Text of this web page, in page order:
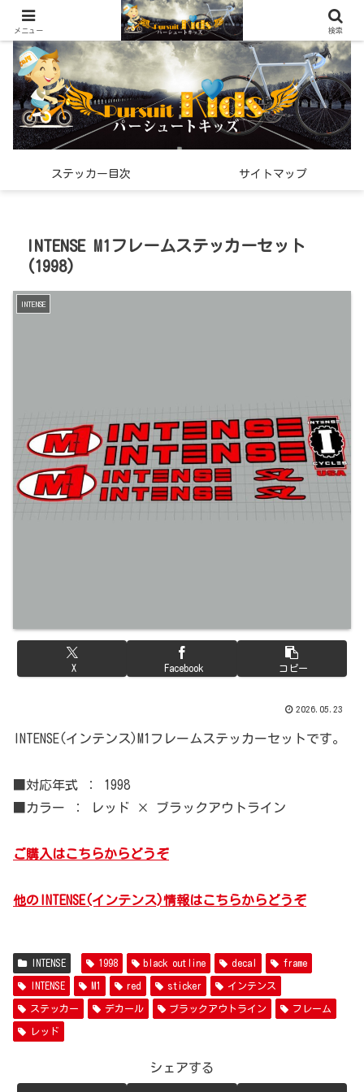
世界中で見つけた「希少なスポーツ雑貨」の紹介メディア
ステッカー目次 サイトマップ
INTENSE M1フレームステッカーセット
(1998)
INTENSE
X Facebook コピー
2026.05.23
INTENSE(インテンス)M1フレームステッカーセットです。
■対応年式 ： 1998
■カラー ： レッド × ブラックアウトライン
ご購入はこちらからどうぞ
他のINTENSE(インテンス)情報はこちらからどうぞ
INTENSE 1998 black outline decal frame
INTENSE M1 red sticker インテンス
ステッカー デカール ブラックアウトライン フレーム
レッド
シェアする
メニュー 検索